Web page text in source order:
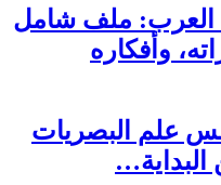
العرب: ملف شامل
وأفكاره
علم البصريات
البداية…